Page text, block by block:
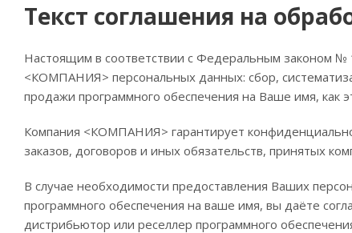
Текст соглашения на
Настоящим в соответствии с Федеральным законом №
<КОМПАНИЯ> персональных данных: сбор,
продажи программного обеспечения на Ваше имя, как
Компания <КОМПАНИЯ> гарантирует
заказов, договоров и иных обязательств, принятых
В случае необходимости предоставления Ваших
программного обеспечения на ваше имя, вы даёте
дистрибьютор или реселлер программного